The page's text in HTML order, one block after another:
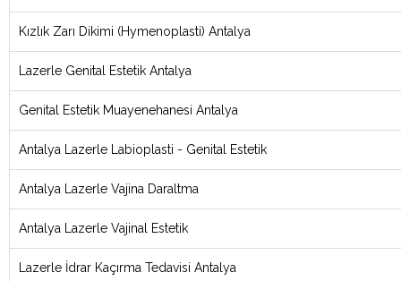
Kızlık Zarı Dikimi (Hymenoplasti) Antalya
Lazerle Genital Estetik Antalya
Genital Estetik Muayenehanesi Antalya
Antalya Lazerle Labioplasti - Genital Estetik
Antalya Lazerle Vajina Daraltma
Antalya Lazerle Vajinal Estetik
Lazerle İdrar Kaçırma Tedavisi Antalya